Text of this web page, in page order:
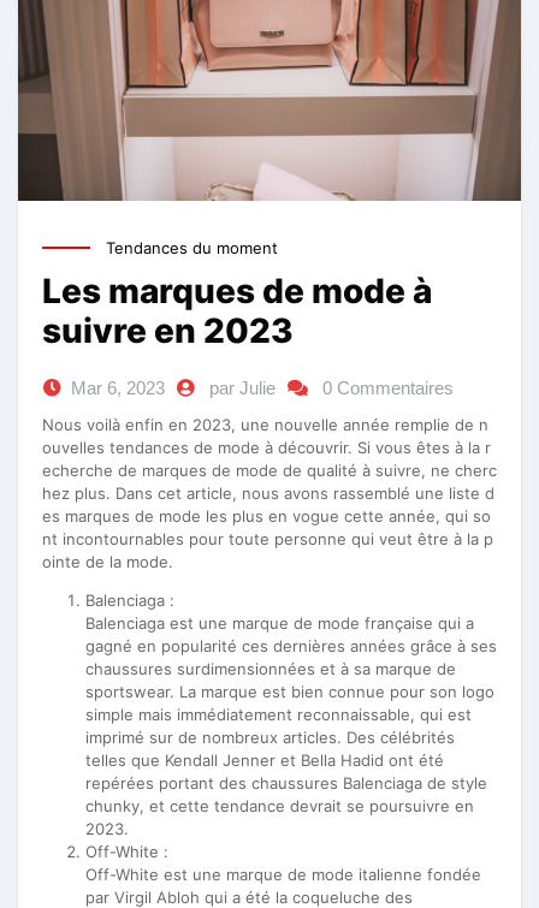
Tendances du moment
Les marques de mode à
suivre en 2023
Mar 6, 2023 par Julie 0 Commentaires
Nous voilà enfin en 2023, une nouvelle année remplie de n
ouvelles tendances de mode à découvrir. Si vous êtes à la r
echerche de marques de mode de qualité à suivre, ne cherc
hez plus. Dans cet article, nous avons rassemblé une liste d
es marques de mode les plus en vogue cette année, qui so
nt incontournables pour toute personne qui veut être à la p
ointe de la mode.
Balenciaga :
Balenciaga est une marque de mode française qui a
gagné en popularité ces dernières années grâce à ses
chaussures surdimensionnées et à sa marque de
sportswear. La marque est bien connue pour son logo
simple mais immédiatement reconnaissable, qui est
imprimé sur de nombreux articles. Des célébrités
telles que Kendall Jenner et Bella Hadid ont été
repérées portant des chaussures Balenciaga de style
chunky, et cette tendance devrait se poursuivre en
2023.
Off-White :
Off-White est une marque de mode italienne fondée
par Virgil Abloh qui a été la coqueluche des